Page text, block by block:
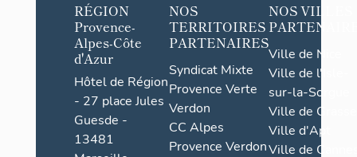
RÉGION
Provence-
Alpes-Côte
d'Azur
Hôtel de Région
- 27 place Jules
Guesde -
13481
NOS
TERRITOIRES
PARTENAIRES
Syndicat Mixte
Provence Verte
Verdon
CC Alpes
Provence Verdon
NOS VILLES
Ville de Nice
Ville de l'Isle-
sur-la-Sorgue
Ville de Grasse
Ville d'Apt
Ville de